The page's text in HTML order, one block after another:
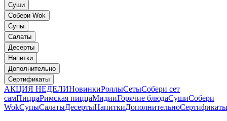
Суши
Собери Wok
Супы
Салаты
Десерты
Напитки
Дополнительно
Сертификаты
АКЦИЯ НЕДЕЛИНовинкиРоллыСетыСобери сет
самПиццаРимская пиццаМидииГорячие блюдаСушиСобери
WokСупыСалатыДесертыНапиткиДополнительноСертификаты